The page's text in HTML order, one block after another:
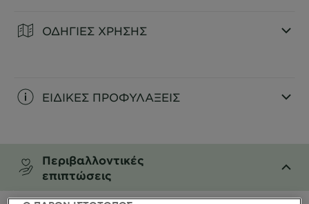
ΟΔΗΓΙΕΣ ΧΡΗΣΗΣ
ΕΙΔΙΚΕΣ ΠΡΟΦΥΛΑΞΕΙΣ
Περιβαλλοντικές
επιπτώσεις